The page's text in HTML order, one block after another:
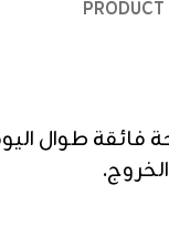
PRODUCT
فائقة طوال